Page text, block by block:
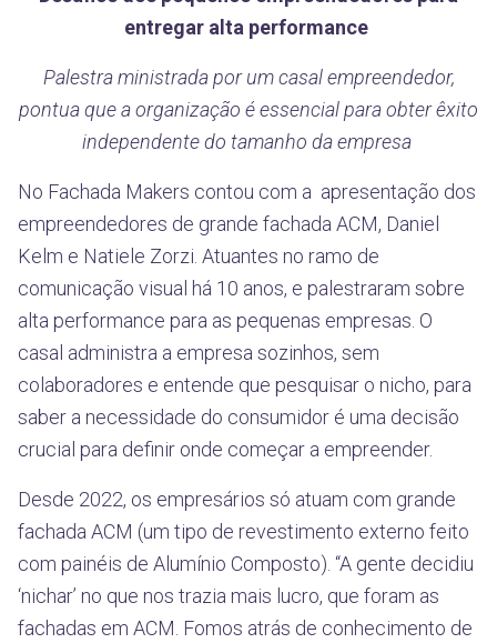
entregar alta performance
Palestra ministrada por um casal empreendedor,
pontua que a organização é essencial para obter êxito
independente do tamanho da empresa
No Fachada Makers contou com a apresentação dos
empreendedores de grande fachada ACM, Daniel
Kelm e Natiele Zorzi. Atuantes no ramo de
comunicação visual há 10 anos, e palestraram sobre
alta performance para as pequenas empresas. O
casal administra a empresa sozinhos, sem
colaboradores e entende que pesquisar o nicho, para
saber a necessidade do consumidor é uma decisão
crucial para definir onde começar a empreender.
Desde 2022, os empresários só atuam com grande
fachada ACM (um tipo de revestimento externo feito
com painéis de Alumínio Composto). “A gente decidiu
‘nichar’ no que nos trazia mais lucro, que foram as
fachadas em ACM. Fomos atrás de conhecimento de